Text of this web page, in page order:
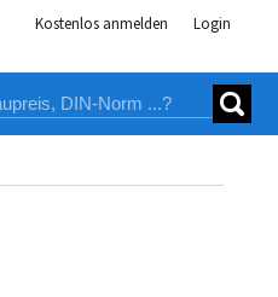
Kostenlos anmelden Login